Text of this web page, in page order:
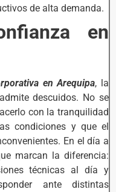
de alta demanda.
en
en Arequipa, la
descuidos. No se
con la tranquilidad
condiciones y que el
En el día a
marcan la diferencia:
técnicas al día y
ante distintas